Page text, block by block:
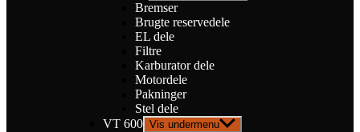
Bremser
Brugte reservedele
EL dele
Filtre
Karburator dele
Motordele
Pakninger
Stel dele
VT 600 Vis undermenu